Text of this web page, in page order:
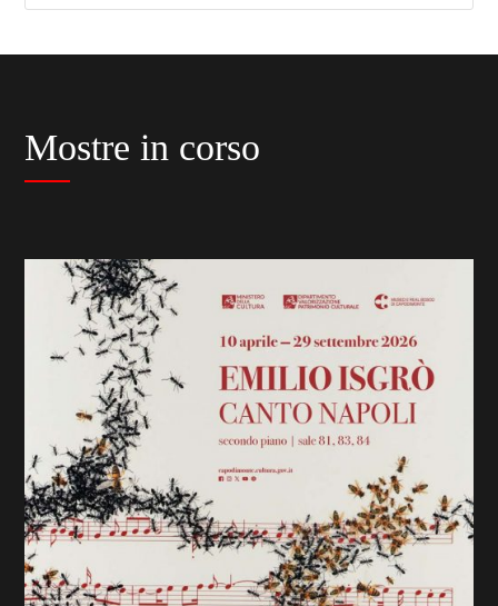
Mostre in corso